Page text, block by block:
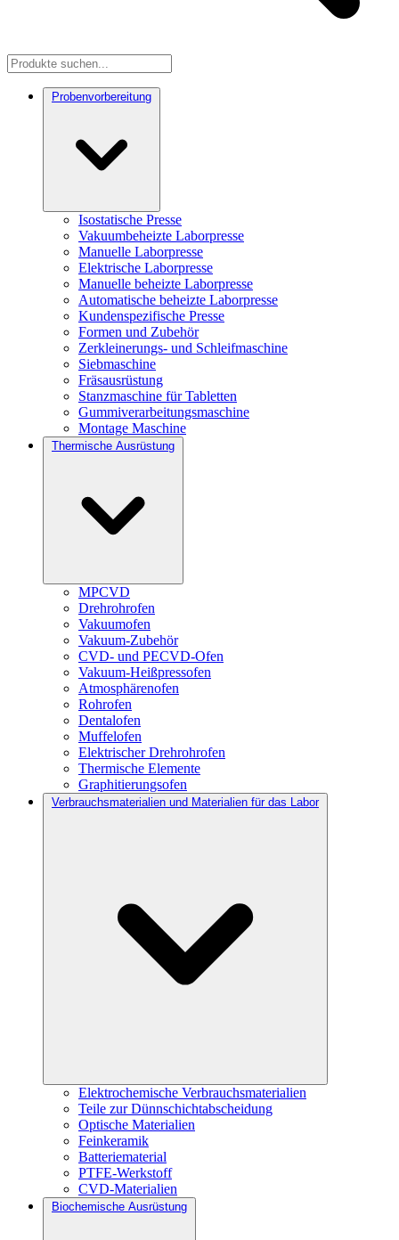
Probenvorbereitung
Isostatische Presse
Vakuumbeheizte Laborpresse
Manuelle Laborpresse
Elektrische Laborpresse
Manuelle beheizte Laborpresse
Automatische beheizte Laborpresse
Kundenspezifische Presse
Formen und Zubehör
Zerkleinerungs- und Schleifmaschine
Siebmaschine
Fräsausrüstung
Stanzmaschine für Tabletten
Gummiverarbeitungsmaschine
Montage Maschine
Thermische Ausrüstung
MPCVD
Drehrohrofen
Vakuumofen
Vakuum-Zubehör
CVD- und PECVD-Ofen
Vakuum-Heißpressofen
Atmosphärenofen
Rohrofen
Dentalofen
Muffelofen
Elektrischer Drehrohrofen
Thermische Elemente
Graphitierungsofen
Verbrauchsmaterialien und Materialien für das Labor
Elektrochemische Verbrauchsmaterialien
Teile zur Dünnschichtabscheidung
Optische Materialien
Feinkeramik
Batteriematerial
PTFE-Werkstoff
CVD-Materialien
Biochemische Ausrüstung